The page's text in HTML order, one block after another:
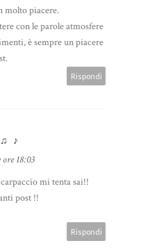
molto piacere.
con le parole atmosfere
è sempre un piacere
Rispondi
♪
ore 18:03
mi tenta sai!!
post !!
Rispondi